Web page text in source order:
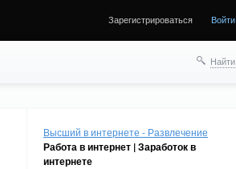
Зарегистрироваться Войти
Найти
Высший в интернете - Развлечение
Работа в интернет | Заработок в
интернете